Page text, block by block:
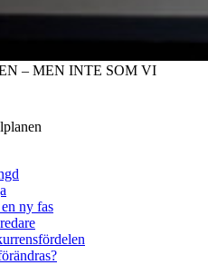
– MEN INTE SOM VI
ny fas